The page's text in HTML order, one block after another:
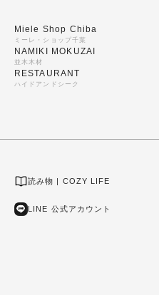
Miele Shop Chiba
ミーレ・ショップ千葉
NAMIKI MOKUZAI
並木木材
RESTAURANT
ハイドアンドシーク
読み物 | COZY LIFE
LINE 公式アカウント